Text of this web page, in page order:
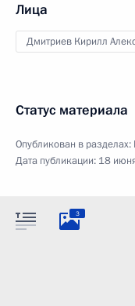
Лица
Дмитриев Кирилл
Статус материала
Опубликован в разделах:
Дата публикации: 18
3